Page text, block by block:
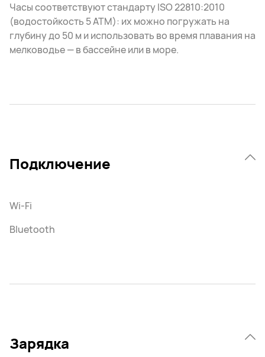
Часы соответствуют стандарту ISO 22810:2010
(водостойкость 5 АТМ): их можно погружать на
глубину до 50 м и использовать во время плавания на
мелководье — в бассейне или в море.
Подключение
Wi-Fi
Bluetooth
Зарядка